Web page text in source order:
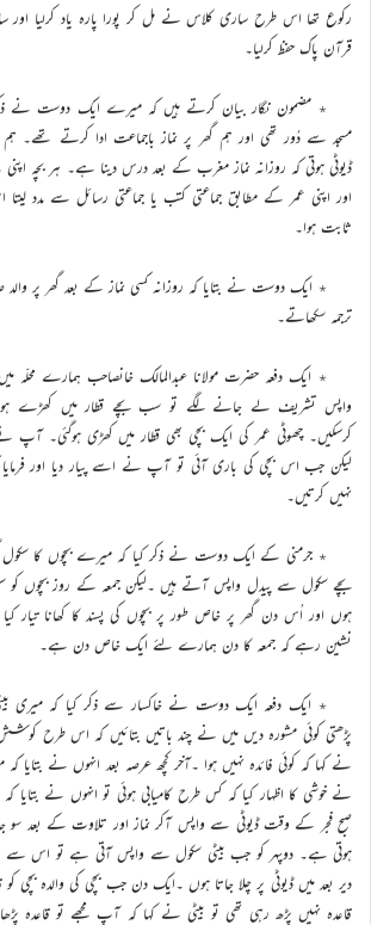
رکوع تھا اس طرح ساری کلاس نے مل کر پورا پارہ یاد کرلیا
قرآن پاک حفظ کرلیا۔
٭ مضمون نگار بیان کرتے ہیں کہ میرے ایک دوست نے ذکر
مسجد سے دُور تھی اور ہم گھر پر نماز باجماعت ادا کرتے تھے۔
ڈیوٹی ہوتی کہ روزانہ نماز مغرب کے بعد درس دینا ہے۔ ہر بچہ
اور اپنی عمر کے مطابق جماعتی کتب یا جماعتی رسائل سے مدد
ثابت ہوا۔
٭ ایک دوست نے بتایا کہ روزانہ کسی نماز کے بعد گھر پر
ترجمہ سکھاتے۔
٭ ایک دفعہ حضرت مولانا عبدالمالک خانصاحب ہمارے
واپس تشریف لے جانے لگے تو سب بچے قطار میں کھڑے
کرسکیں۔ چھوٹی عمر کی ایک بچی بھی قطار میں کھڑی ہوگئی۔
لیکن جب اس بچی کی باری آئی تو آپ نے اسے پیار دیا اور
نہیں کرتیں۔
٭ جرمنی کے ایک دوست نے ذکر کیا کہ میرے بچوں کا
بچے سکول سے پیدل واپس آتے ہیں ۔لیکن جمعہ کے روز بچوں کو
ہوں اور اُس دن گھر پر خاص طور پر بچوں کی پسند کا کھانا تیار
نشین رہے کہ جمعہ کا دن ہمارے لئے ایک خاص دن ہے۔
٭ ایک دفعہ ایک دوست نے خاکسار سے ذکر کیا کہ میری
پڑھتی کوئی مشورہ دیں میں نے چند باتیں بتائیں کہ اس طرح
نے کہا کہ کوئی فائدہ نہیں ہوا ۔آخر کچھ عرصہ بعد انہوں نے بتایا
نے خوشی کا اظہار کیا کہ کس طرح کامیابی ہوئی تو انہوں نے بتایا
صبح فجر کے وقت ڈیوٹی سے واپس آکر نماز اور تلاوت کے بعد سو
ہوتی ہے۔ دوپہر کو جب بیٹی سکول سے واپس آتی ہے تو اس سے
دیر بعد میں ڈیوٹی پر چلا جاتا ہوں ۔ایک دن جب بچی کی والدہ بچی کو
قاعدہ نہیں پڑھ رہی تھی تو بیٹی نے کہا کہ آپ مجھے تو قاعدہ